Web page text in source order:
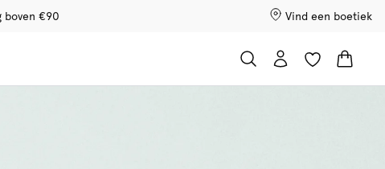
boven €90 Vind een boetiek